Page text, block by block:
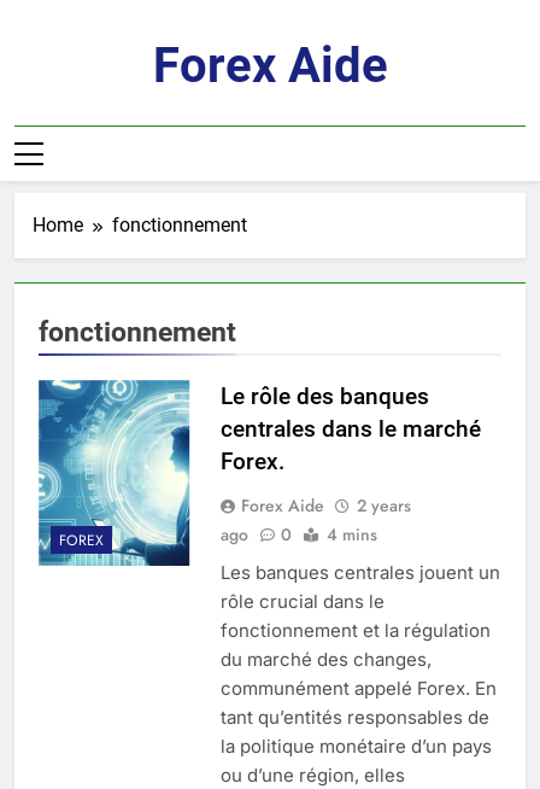
Forex Aide
Home fonctionnement
fonctionnement
FOREX
Le rôle des banques
centrales dans le marché
Forex.
Forex Aide
2 years
ago
0 4 mins
Les banques centrales jouent un
rôle crucial dans le
fonctionnement et la régulation
du marché des changes,
communément appelé Forex. En
tant qu’entités responsables de
la politique monétaire d’un pays
ou d’une région, elles